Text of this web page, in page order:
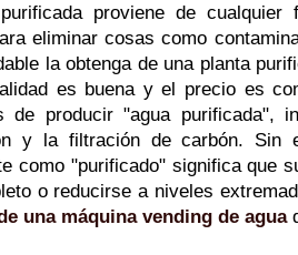
proviene de
eliminar cosas como
la obtenga de una planta
es buena y el precio es
de producir "agua purificada",
y la filtración de carbón. Sin
como "purificado" significa que
o reducirse a niveles
una máquina vending de agua